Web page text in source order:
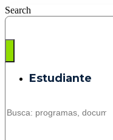
Saltar
al
Search
Estudiante